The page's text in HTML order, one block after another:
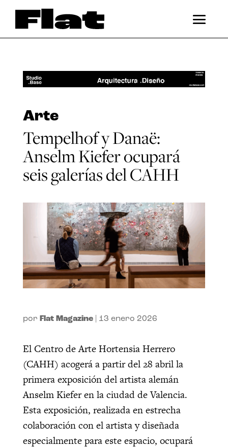
Arte
Tempelhof y Danaë:
Anselm Kiefer ocupará
seis galerías del CAHH
por Flat Magazine| 13 enero 2026
El Centro de Arte Hortensia Herrero
(CAHH) acogerá a partir del 28 abril la
primera exposición del artista alemán
Anselm Kiefer en la ciudad de Valencia.
Esta exposición, realizada en estrecha
colaboración con el artista y diseñada
especialmente para este espacio, ocupará